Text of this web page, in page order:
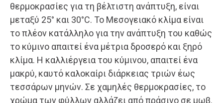
θερμοκρασίες για τη βέλτιστη ανάπτυξη, είναι
μεταξύ 25° και 30°C. Το Μεσογειακό κλίμα είναι
το πλέον κατάλληλο για την ανάπτυξη του καθώς
το κύμινο απαιτεί ένα μέτρια δροσερό και ξηρό
κλίμα. Η καλλιέργεια του κύμινου, απαιτεί ένα
μακρύ, καυτό καλοκαίρι διάρκειας τριών έως
τεσσάρων μηνών. Σε χαμηλές θερμοκρασίες, το
χρώμα των φύλλων αλλάζει από πράσινο σε μωβ.